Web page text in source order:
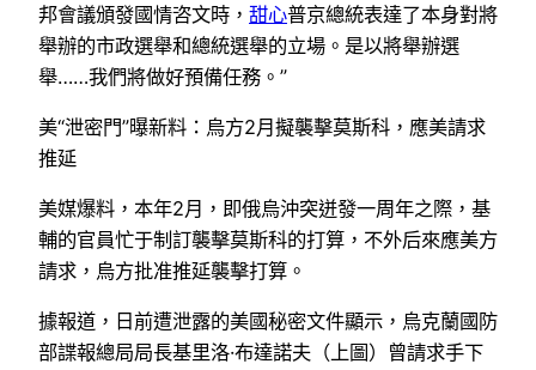
邦會議頒發國情咨文時， 甜心普京總統表達了本身對將
舉辦的市政選舉和總統選舉的立場。是以將舉辦選
舉……我們將做好預備任務。”
美“泄密門”曝新料：烏方2月擬襲擊莫斯科，應美請求
推延
美媒爆料，本年2月，即俄烏沖突迸發一周年之際，基
輔的官員忙于制訂襲擊莫斯科的打算，不外后來應美方
請求，烏方批准推延襲擊打算。
據報道，日前遭泄露的美國秘密文件顯示，烏克蘭國防
部諜報總局局長基里洛·布達諾夫（上圖）曾請求手下